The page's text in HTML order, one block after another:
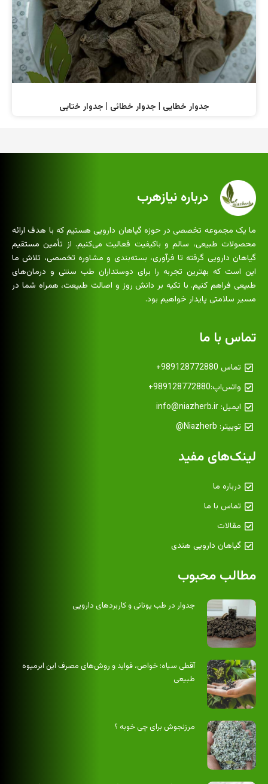
جدوار خطایی | جدوار خطائی | جدوار ختایی
درباره نیازهرب
ما یک مجموعه تخصصی در حوزه گیاهان دارویی هستیم که با هدف ارائه
محصولات طبیعی، سالم و باکیفیت فعالیت می‌کنیم. از تأمین مستقیم
گیاهان دارویی گرفته تا فرآوری، بسته‌بندی و مشاوره تخصصی، تلاش ما
این است که بهترین تجربه را برای دوستداران طب سنتی و درمان‌های
طبیعی فراهم کنیم. با تکیه بر دانش روز و اصالت طبیعت، همراه شما در
مسیر سلامتی پایدار خواهیم بود.
تماس با ما
تماس 989128772880+
واتس‌اپ:989128772880+
ایمیل: info@niazherb.ir
توییتر: Niazherb@
لینک‌های مفید
درباره ما
تماس با ما
مقالات
گیاهان دارویی هندی
مطالب محبوب
جدوار در طب یونانی و کاربردهای دارویی
آقطی سیاه: خواص، فواید و روش‌های مصرف این ابرمیوه
طبیعی
مرزنجوش برای چی خوبه ؟